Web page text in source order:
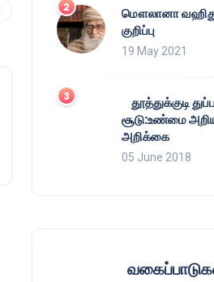
மௌலானா
குறிப்பு
19 May 2021
தூத்துக்குடி
சூடு:உண்மை
அறிக்கை
05 June 2018